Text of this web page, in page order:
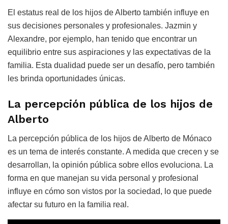
El estatus real de los hijos de Alberto también influye en
sus decisiones personales y profesionales. Jazmin y
Alexandre, por ejemplo, han tenido que encontrar un
equilibrio entre sus aspiraciones y las expectativas de la
familia. Esta dualidad puede ser un desafío, pero también
les brinda oportunidades únicas.
La percepción pública de los hijos de
Alberto
La percepción pública de los hijos de Alberto de Mónaco
es un tema de interés constante. A medida que crecen y se
desarrollan, la opinión pública sobre ellos evoluciona. La
forma en que manejan su vida personal y profesional
influye en cómo son vistos por la sociedad, lo que puede
afectar su futuro en la familia real.